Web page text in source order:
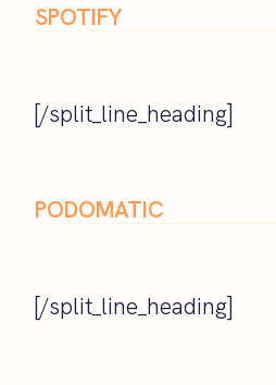
SPOTIFY
[/split_line_heading]
PODOMATIC
[/split_line_heading]